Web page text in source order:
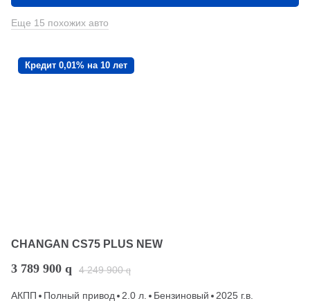
Еще 15 похожих авто
Кредит 0,01% на 10 лет
CHANGAN CS75 PLUS NEW
3 789 900 q 4 249 900 q
АКПП Полный привод 2.0 л. Бензиновый
2025 г.в.